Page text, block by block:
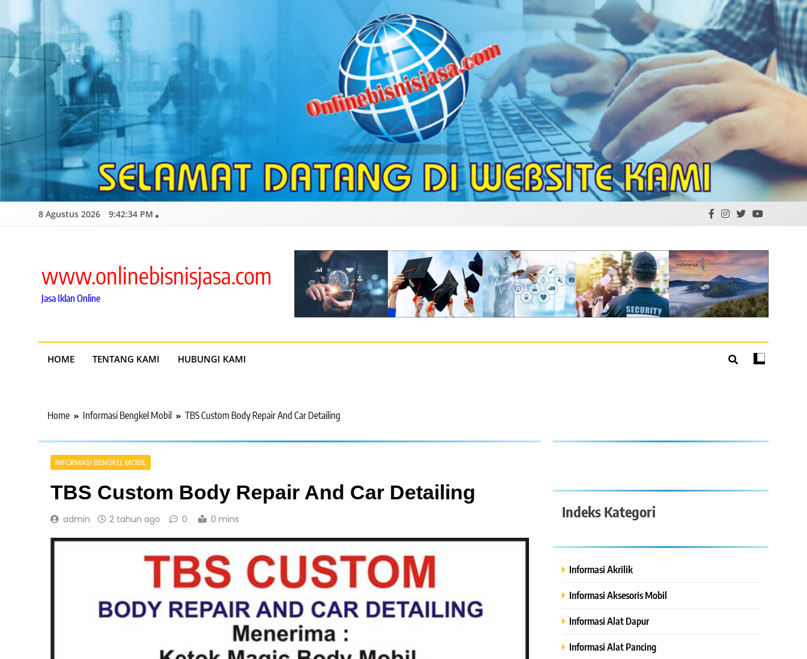
content
8 Agustus 2026 9:42:35 PM
www.onlinebisnisjasa.com
Jasa Iklan Online
HOME TENTANG KAMI HUBUNGI KAMI
Home Informasi Bengkel Mobil TBS Custom Body Repair And Car Detailing
INFORMASI BENGKEL MOBIL
TBS Custom Body Repair And Car Detailing
admin 2 tahun ago 0 0 mins Indeks Kategori
Informasi Akrilik
Informasi Aksesoris Mobil
Informasi Alat Dapur
Informasi Alat Pancing